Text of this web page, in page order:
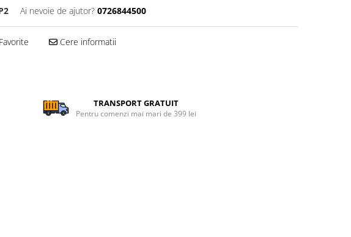
Ai nevoie de ajutor? 0726844500
Cere informatii
TRANSPORT GRATUIT
Pentru comenzi mai mari de 399 lei